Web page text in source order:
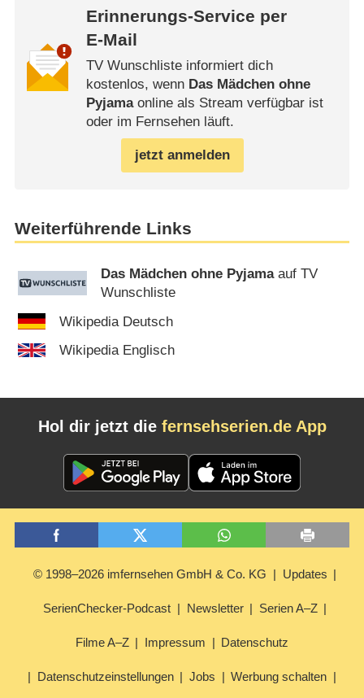
Erinnerungs-Service per
E-Mail
TV Wunschliste informiert dich
kostenlos, wenn Das Mädchen ohne
Pyjamaonline als Stream verfügbar ist
oder im Fernsehen läuft.
jetzt anmelden
Weiterführende Links
Das Mädchen ohne Pyjamaauf TV
Wunschliste
Wikipedia Deutsch
Wikipedia Englisch
Hol dir jetzt die fernsehserien.de App
© 1998–2026 imfernsehen GmbH & Co. KG Updates
SerienChecker-Podcast Newsletter Serien A–Z
Filme A–Z Impressum Datenschutz
Datenschutzeinstellungen Jobs Werbung schalten